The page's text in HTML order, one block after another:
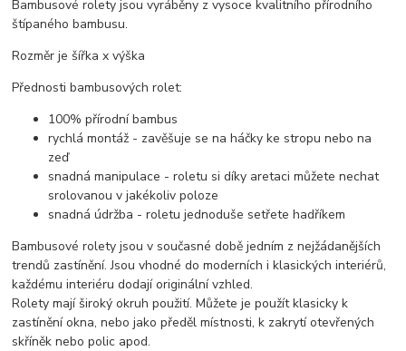
Bambusové rolety jsou vyráběny z vysoce kvalitního přírodního
štípaného bambusu.
Rozměr je šířka x výška
Přednosti bambusových rolet:
100% přírodní bambus
rychlá montáž - zavěšuje se na háčky ke stropu nebo na
zeď
snadná manipulace - roletu si díky aretaci můžete nechat
srolovanou v jakékoliv poloze
snadná údržba - roletu jednoduše setřete hadříkem
Bambusové rolety jsou v současné době jedním z nejžádanějších
trendů zastínění. Jsou vhodné do moderních i klasických interiérů,
každému interiéru dodají originální vzhled.
Rolety mají široký okruh použití. Můžete je použít klasicky k
zastínění okna, nebo jako předěl místnosti, k zakrytí otevřených
skříněk nebo polic apod.